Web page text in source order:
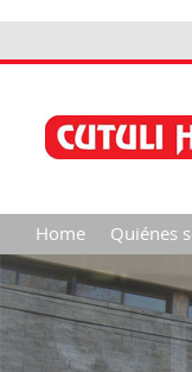
Home Quiénes